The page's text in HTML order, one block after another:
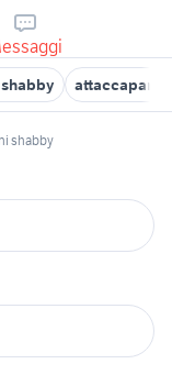
shabby